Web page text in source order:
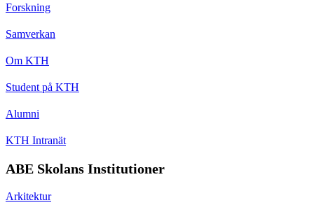
Forskning
Samverkan
Om KTH
Student på KTH
Alumni
KTH Intranät
ABE Skolans Institutioner
Arkitektur